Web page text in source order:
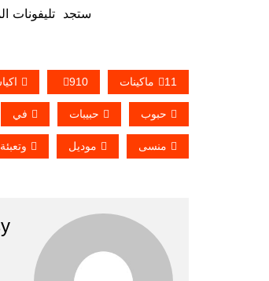
ستجد تليفونات
11ماكينات 910
حبوب حبيبات في
منسى موديل وتعبئة